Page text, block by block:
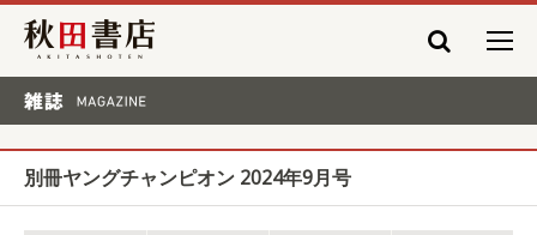
秋田書店
別冊ヤングチャンピオン 2024年9月号